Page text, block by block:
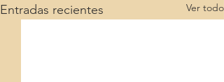
Entradas recientes Ver todo